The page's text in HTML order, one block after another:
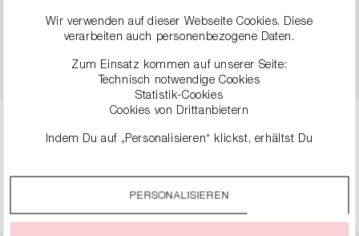
FEINES STRICKSHIRT
STRICKSHIRT MIT
89,90 € 179,00 €
Wir verwenden auf dieser Webseite Cookies. Diese
verarbeiten auch personenbezogene Daten.
Zum Einsatz kommen auf unserer Seite:
Technisch notwendige Cookies
Statistik-Cookies
Cookies von Drittanbietern
Indem Du auf „Personalisieren“ klickst, erhältst Du
Durch einen Klick auf das Auswahlfeld „Alle akzeptieren“
stimmst Du der Verwendung aller Cookies zu, die unter
PERSONALISIEREN